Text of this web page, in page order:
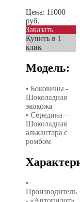
Цена: 11000
руб.
Заказать
Купить в 1
клик
Модель:
• Боковины -
Шоколадная
экокожа
• Середина –
Шоколадная
алькантара с
ромбом
•
Производитель
- «Автопилот»